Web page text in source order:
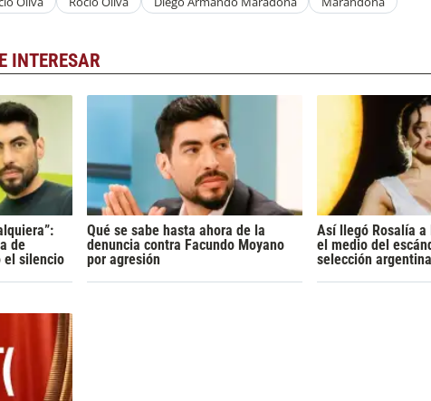
INTERESAR
de
el silencio
Qué se sabe hasta ahora de la
denuncia contra Facundo Moyano
por agresión
Así llegó Rosalía a
el medio del
selección argentina